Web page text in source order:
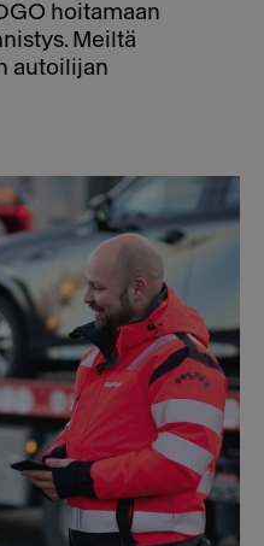
hoitamaan
Meiltä
autoilijan